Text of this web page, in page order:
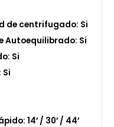
de centrifugado: Si
Autoequilibrado: Si
Si
14′ / 30′ / 44′